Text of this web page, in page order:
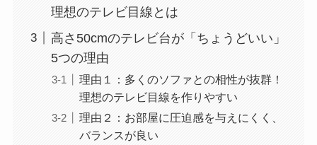
理想のテレビ目線とは
高さ50cmのテレビ台が「ちょうどいい」
5つの理由
理由１：多くのソファとの相性が抜群！
理想のテレビ目線を作りやすい
理由２：お部屋に圧迫感を与えにくく、
バランスが良い